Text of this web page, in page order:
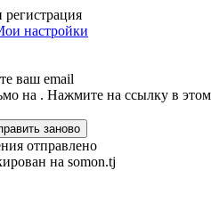
регистрация
настройки
ваш email
на . Нажмите на ссылку в
заново
отправлено
на somon.tj